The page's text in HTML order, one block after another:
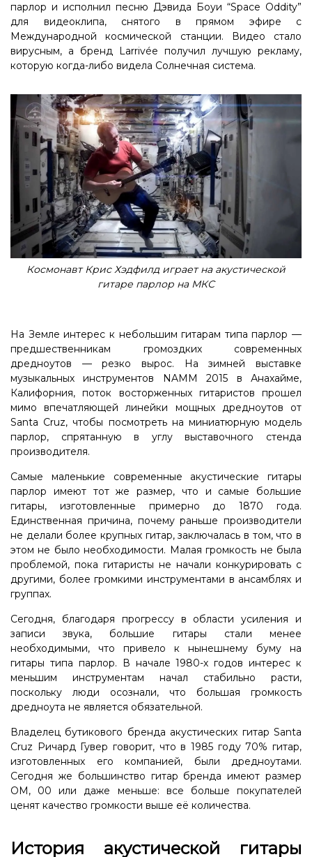
парлор и исполнил песню Дэвида Боуи “Space Oddity”
для видеоклипа, снятого в прямом эфире с
Международной космической станции. Видео стало
вирусным, а бренд Larrivée получил лучшую рекламу,
которую когда-либо видела Солнечная система.
Космонавт Крис Хэдфилд играет на акустической
гитаре парлор на МКС
На Земле интерес к небольшим гитарам типа парлор —
предшественникам громоздких современных
дредноутов — резко вырос. На зимней выставке
музыкальных инструментов NAMM 2015 в Анахайме,
Калифорния, поток восторженных гитаристов прошел
мимо впечатляющей линейки мощных дредноутов от
Santa Cruz, чтобы посмотреть на миниатюрную модель
парлор, спрятанную в углу выставочного стенда
производителя.
Самые маленькие современные акустические гитары
парлор имеют тот же размер, что и самые большие
гитары, изготовленные примерно до 1870 года.
Единственная причина, почему раньше производители
не делали более крупных гитар, заключалась в том, что в
этом не было необходимости. Малая громкость не была
проблемой, пока гитаристы не начали конкурировать с
другими, более громкими инструментами в ансамблях и
группах.
Сегодня, благодаря прогрессу в области усиления и
записи звука, большие гитары стали менее
необходимыми, что привело к нынешнему буму на
гитары типа парлор. В начале 1980-х годов интерес к
меньшим инструментам начал стабильно расти,
поскольку люди осознали, что большая громкость
дредноута не является обязательной.
Владелец бутикового бренда акустических гитар Santa
Cruz Ричард Гувер говорит, что в 1985 году 70% гитар,
изготовленных его компанией, были дредноутами.
Сегодня же большинство гитар бренда имеют размер
OM, 00 или даже меньше: все больше покупателей
ценят качество громкости выше её количества.
История акустической гитары